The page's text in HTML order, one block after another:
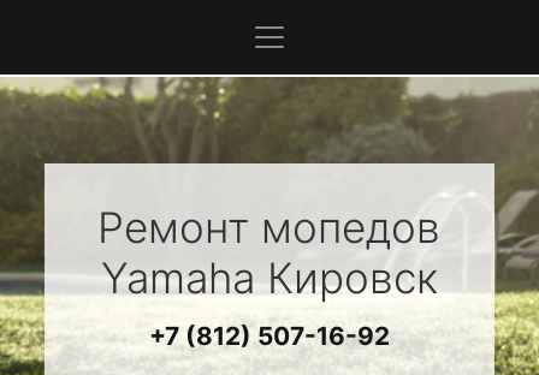
Ремонт мопедов
YamahaКировск
+7 (812) 507-16-92